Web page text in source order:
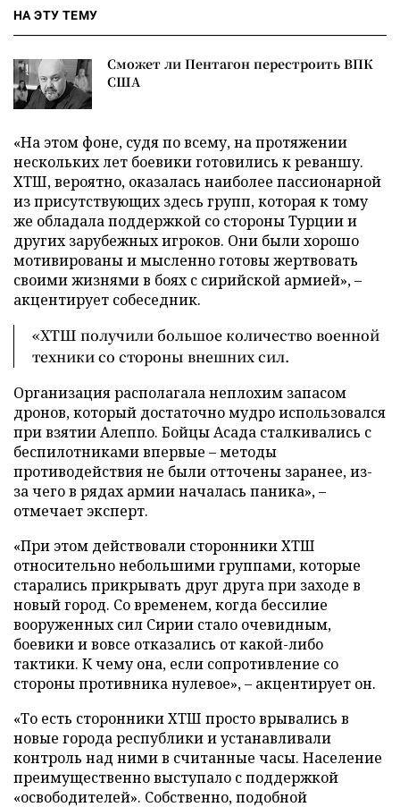
НА ЭТУ ТЕМУ
Сможет ли Пентагон перестроить ВПК
США
«На этом фоне, судя по всему, на протяжении
нескольких лет боевики готовились к реваншу.
ХТШ, вероятно, оказалась наиболее пассионарной
из присутствующих здесь групп, которая к тому
же обладала поддержкой со стороны Турции и
других зарубежных игроков. Они были хорошо
мотивированы и мысленно готовы жертвовать
своими жизнями в боях с сирийской армией», –
акцентирует собеседник.
«ХТШ получили большое количество военной
техники со стороны внешних сил.
Организация располагала неплохим запасом
дронов, который достаточно мудро использовался
при взятии Алеппо. Бойцы Асада сталкивались с
беспилотниками впервые – методы
противодействия не были отточены заранее, из-
за чего в рядах армии началась паника», –
отмечает эксперт.
«При этом действовали сторонники ХТШ
относительно небольшими группами, которые
старались прикрывать друг друга при заходе в
новый город. Со временем, когда бессилие
вооруженных сил Сирии стало очевидным,
боевики и вовсе отказались от какой-либо
тактики. К чему она, если сопротивление со
стороны противника нулевое», – акцентирует он.
«То есть сторонники ХТШ просто врывались в
новые города республики и устанавливали
контроль над ними в считанные часы. Население
преимущественно выступало с поддержкой
«освободителей». Собственно, подобной